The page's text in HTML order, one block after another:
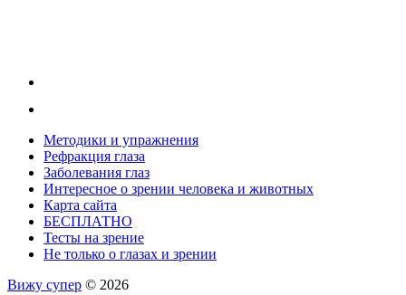
Методики и упражнения
Рефракция глаза
Заболевания глаз
Интересное о зрении человека и животных
Карта сайта
БЕСПЛАТНО
Тесты на зрение
Не только о глазах и зрении
Вижу супер © 2026